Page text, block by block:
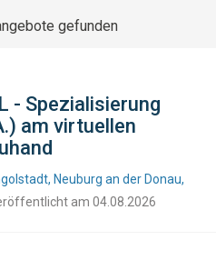
gefunden
- Spezialisierung
am virtuellen
Neuburg an der Donau,
am 04.08.2026